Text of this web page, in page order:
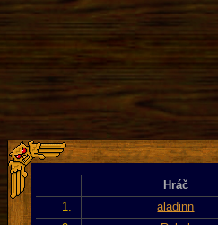
Hráč
1.
aladinn